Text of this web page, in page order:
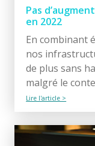
Pas
en 2022
En combinant
nos
de plus sans
malgré le
Lire l'article >